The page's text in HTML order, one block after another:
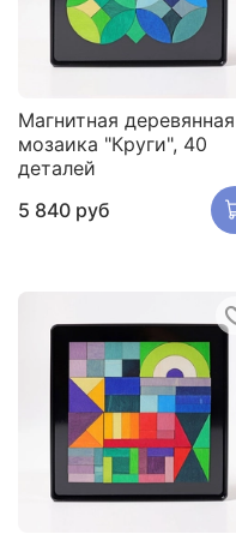
Магнитная деревянная
мозаика "Круги", 40
деталей
5 840 руб